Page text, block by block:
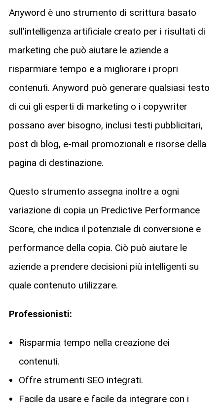
Anyword è uno strumento di scrittura basato
sull'intelligenza artificiale creato per i risultati di
marketing che può aiutare le aziende a
risparmiare tempo e a migliorare i propri
contenuti. Anyword può generare qualsiasi testo
di cui gli esperti di marketing o i copywriter
possano aver bisogno, inclusi testi pubblicitari,
post di blog, e-mail promozionali e risorse della
pagina di destinazione.
Questo strumento assegna inoltre a ogni
variazione di copia un Predictive Performance
Score, che indica il potenziale di conversione e
performance della copia. Ciò può aiutare le
aziende a prendere decisioni più intelligenti su
quale contenuto utilizzare.
Professionisti:
Risparmia tempo nella creazione dei
contenuti.
Offre strumenti SEO integrati.
Facile da usare e facile da integrare con i